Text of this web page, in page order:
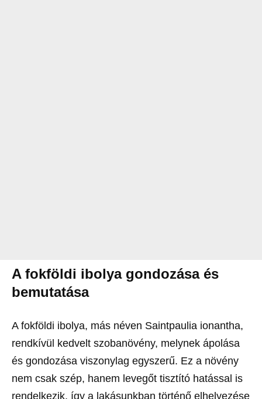
A fokföldi ibolya gondozása és
bemutatása
A fokföldi ibolya, más néven Saintpaulia ionantha,
rendkívül kedvelt szobanövény, melynek ápolása
és gondozása viszonylag egyszerű. Ez a növény
nem csak szép, hanem levegőt tisztító hatással is
rendelkezik, így a lakásunkban történő elhelyezése